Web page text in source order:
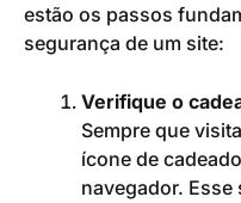
estão os passos
segurança de um site:
Verifique o
Sempre que
ícone de
navegador.